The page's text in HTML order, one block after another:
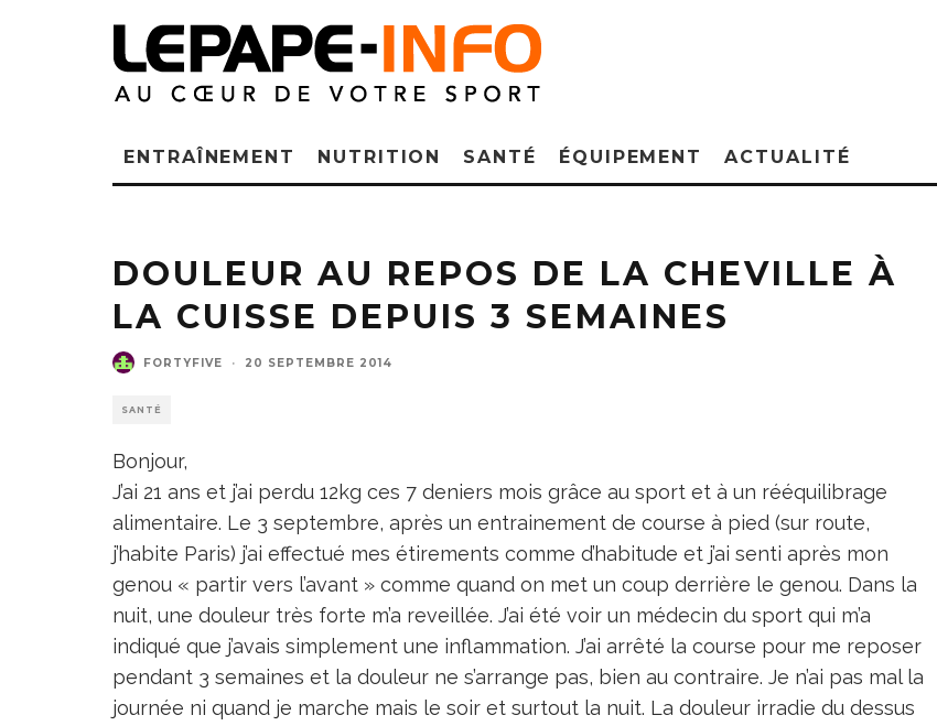
ENTRAÎNEMENT NUTRITION SANTÉ ÉQUIPEMENT ACTUALITÉ
DOULEUR AU REPOS DE LA CHEVILLE À
LA CUISSE DEPUIS 3 SEMAINES
FORTYFIVE · 20 SEPTEMBRE 2014
SANTÉ
Bonjour,
J’ai 21 ans et j’ai perdu 12kg ces 7 deniers mois grâce au sport et à un rééquilibrage
alimentaire. Le 3 septembre, après un entrainement de course à pied (sur route,
j’habite Paris) j’ai effectué mes étirements comme d’habitude et j’ai senti après mon
genou « partir vers l’avant » comme quand on met un coup derrière le genou. Dans la
nuit, une douleur très forte m’a reveillée. J’ai été voir un médecin du sport qui m’a
indiqué que j’avais simplement une inflammation. J’ai arrêté la course pour me reposer
pendant 3 semaines et la douleur ne s’arrange pas, bien au contraire. Je n’ai pas mal la
journée ni quand je marche mais le soir et surtout la nuit. La douleur irradie du dessus